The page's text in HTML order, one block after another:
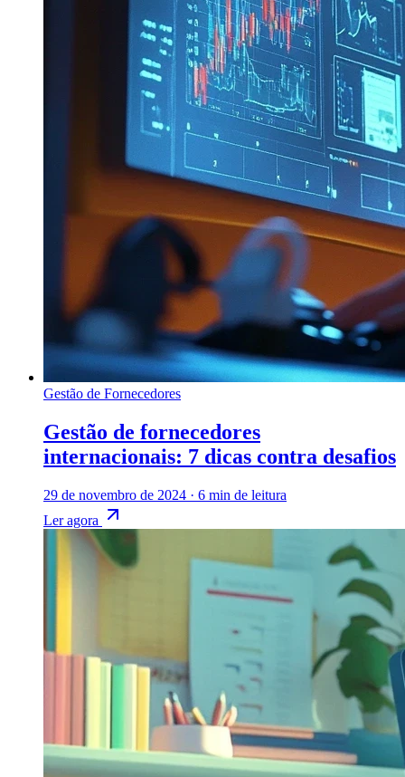
Gestão de Fornecedores
Gestão de fornecedores
internacionais: 7 dicas contra desafios
29 de novembro de 2024 · 6 min de leitura
Ler agora